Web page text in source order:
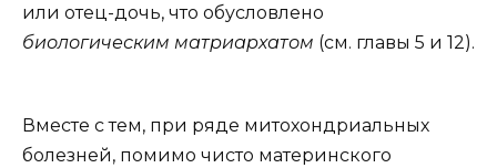
или отец-дочь, что обусловлено
биологическим матриархатом (см. главы 5 и 12).
Вместе с тем, при ряде митохондриальных
болезней, помимо чисто материнского